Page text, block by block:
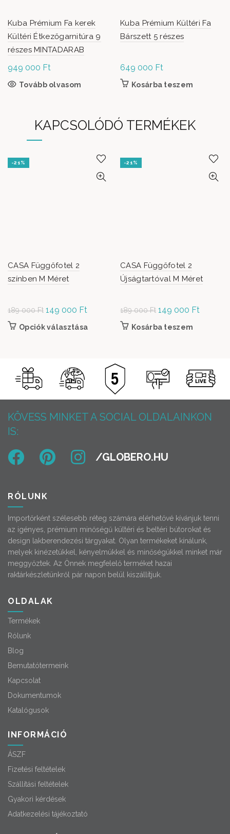
Kuba Prémium Fa kerek
Kültéri Étkezőgarnitúra 9
részes MINTADARAB
949 000 Ft
Tovább olvasom
Kuba Prémium Kültéri Fa
Bárszett 5 részes
649 000 Ft
Kosárba teszem
KAPCSOLÓDÓ TERMÉKEK
-21%
CASA Függőfotel 2
színben M Méret
189 000Ft Original
price was:
149 000 Ft
Opciók választása Ennek a terméknek több variációja van. A
-21%
CASA Függőfotel 2
Újságtartóval M Méret
189 000Ft Original
price was:
149 000 Ft
Kosárba teszem
KÖVESS MINKET A SOCIAL OLDALAINKON
IS:
RÓLUNK
Importőrként szélesebb réteg számára elérhetővé kívánjuk tenni
az igényes, prémium minőségű kültéri és beltéri bútorokat és
design lakberendezési tárgyakat. Olyan termékeket kínálunk,
melyek kinézetükkel, kényelmükkel és minőségükkel minket már
meggyőztek. Az Önnek megfelelő terméket hazai
raktárkészletünkről pár napon belül kiszállítjuk.
OLDALAK
Termékek
Rólunk
Blog
Bemutatótermeink
Kapcsolat
Dokumentumok
Katalógusok
INFORMÁCIÓ
ÁSZF
Fizetési feltételek
Szállítási feltételek
Gyakori kérdések
Adatkezelési tájékoztató